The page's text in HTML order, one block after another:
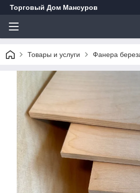
Торговый Дом Мансуров
Товары и услуги Фанера